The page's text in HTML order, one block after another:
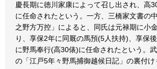
慶長期に徳川家康によって召し出され、高
に任命されたという。一方、三橋家文書の
之野方万控」によると、同氏は元禄期に小
り、享保2年に同厩の馬預(5人扶持)、享保
に野馬奉行(高30俵)に任命されたという。
の「江戸5年々野馬捕御越候日記」の裏付